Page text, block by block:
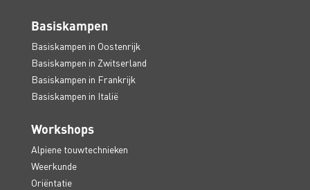
Basiskampen
Basiskampen in Oostenrijk
Basiskampen in Zwitserland
Basiskampen in Frankrijk
Basiskampen in Italië
Workshops
Alpiene touwtechnieken
Weerkunde
Oriëntatie